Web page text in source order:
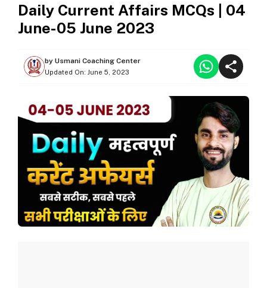
Daily Current Affairs MCQs | 04
June-05 June 2023
by Usmani Coaching Center
Updated On: June 5, 2023